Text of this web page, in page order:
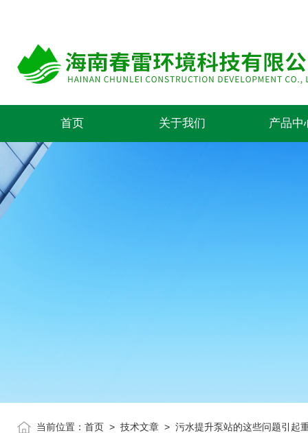
首页 关于我们 产品中
当前位置： 首页 > 技术文章 > 污水提升泵站的这些问题引起